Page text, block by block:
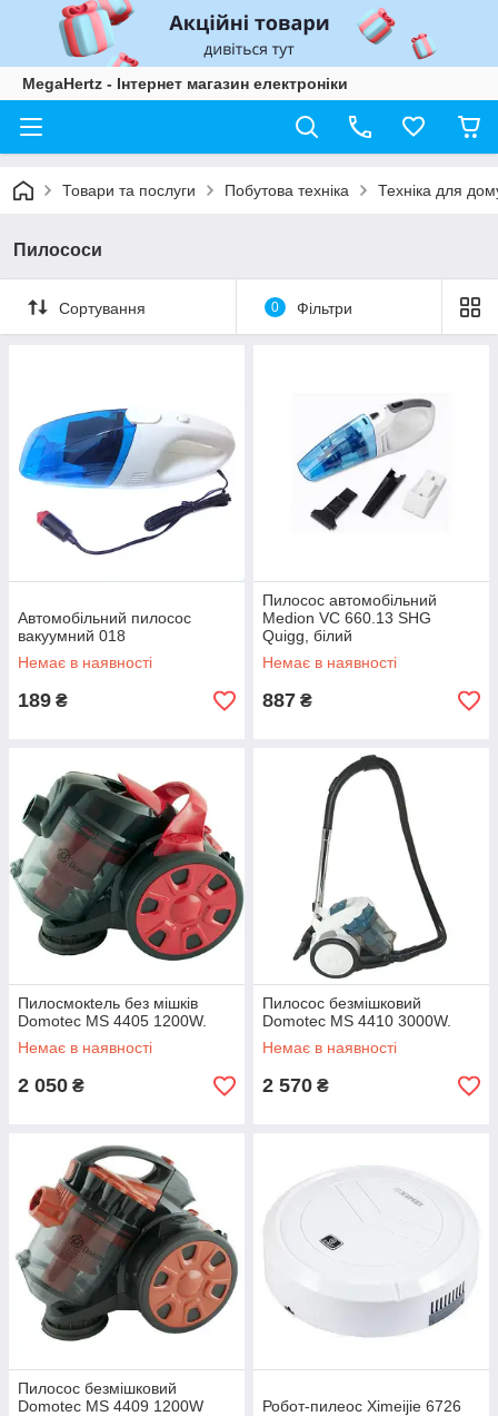
MegaHertz - Інтернет магазин електроніки
Товари та послуги Побутова техніка Техніка для
Пилососи
Сортування 0 Фільтри
Автомобільний пилосос
вакуумний 018
Немає в наявності
189 ₴
Пилосос автомобільний
Medion VC 660.13 SHG
Quigg, білий
Немає в наявності
887 ₴
Пилосмокtель без мішків
Domotec MS 4405 1200W.
Немає в наявності
2 050 ₴
Пилосос безмішковий
Domotec MS 4410 3000W.
Немає в наявності
2 570 ₴
Пилосос безмішковий
Domotec MS 4409 1200W
Робот-пилеос Ximeijie 6726